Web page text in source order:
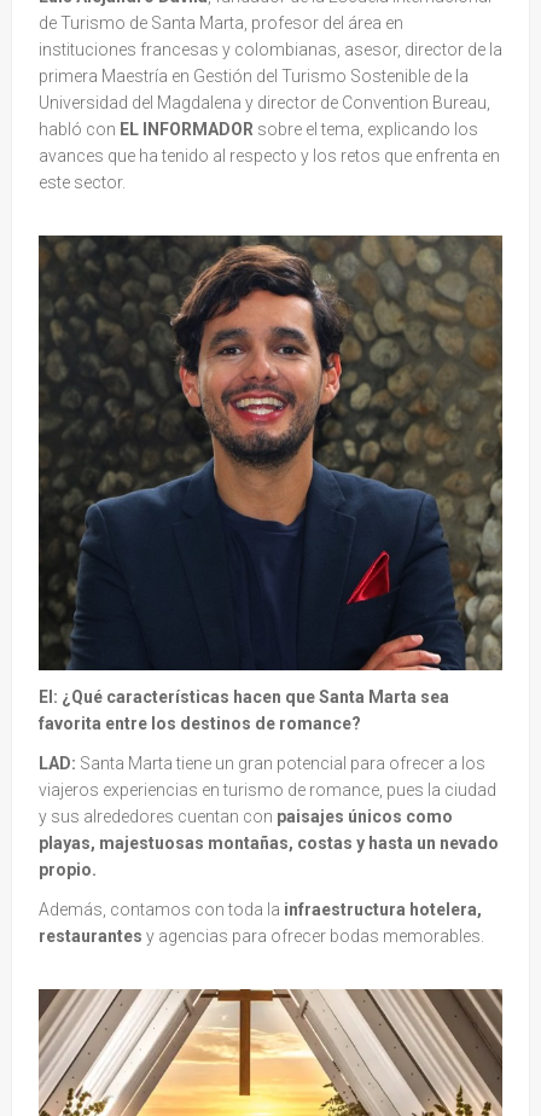
de Turismo de Santa Marta, profesor del área en
instituciones francesas y colombianas, asesor, director de la
primera Maestría en Gestión del Turismo Sostenible de la
Universidad del Magdalena y director de Convention Bureau,
habló con EL INFORMADOR sobre el tema, explicando los
avances que ha tenido al respecto y los retos que enfrenta en
este sector.
EI: ¿Qué características hacen que Santa Marta sea
favorita entre los destinos de romance?
LAD: Santa Marta tiene un gran potencial para ofrecer a los
viajeros experiencias en turismo de romance, pues la ciudad
y sus alrededores cuentan con paisajes únicos como
playas, majestuosas montañas, costas y hasta un nevado
propio.
Además, contamos con toda la infraestructura hotelera,
restaurantes y agencias para ofrecer bodas memorables.